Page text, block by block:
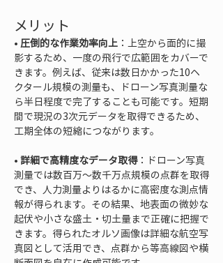
メリット
• 圧倒的な作業効率向上 ：上空から面的に撮
影するため、一度の飛行で広範囲をカバーで
きます。例えば、従来は数日かかった10ヘ
クタール規模の測量も、ドローン写真測量な
ら半日程度で完了することも可能です。短期
間で現況の3次元データを取得できるため、
• 詳細で高精度なデータ取得：ドローン写真
測量では数百万～数千万点規模の点群を取得
でき、人力測量よりはるかに高密度な測点情
報が得られます。その結果、地表面の微妙な
起伏や小さな盛土・切土量まで正確に把握で
きます。得られたオルソ画像は詳細な航空写
真図として活用でき、点群から等高線図や横